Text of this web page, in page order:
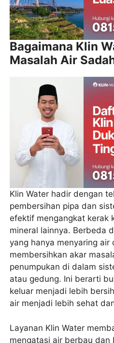
Bagaimana Klin
Masalah Air
Klin Water hadir dengan
pembersihan pipa dan
efektif mengangkat kerak
mineral lainnya. Berbeda
yang hanya menyaring air
membersihkan akar
penumpukan di dalam
atau gedung. Ini berarti
keluar menjadi lebih
air menjadi lebih sehat
Layanan Klin Water
mengatasi air berbau dan